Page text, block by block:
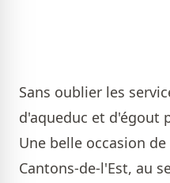
Sans oublier les
d'aqueduc et d'égout
Une belle occasion
Cantons-de-l'Est, au